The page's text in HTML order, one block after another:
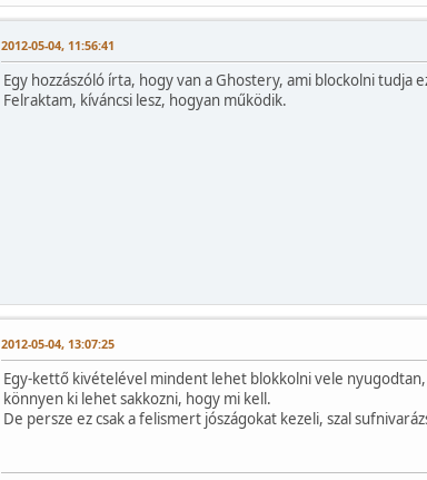
2012-05-04, 11:56:41
Egy hozzászóló írta, hogy van a Ghostery, ami blockolni tudja
Felraktam, kíváncsi lesz, hogyan működik.
2012-05-04, 13:07:25
Egy-kettő kivételével mindent lehet blokkolni vele
könnyen ki lehet sakkozni, hogy mi kell.
De persze ez csak a felismert jószágokat kezeli, szal